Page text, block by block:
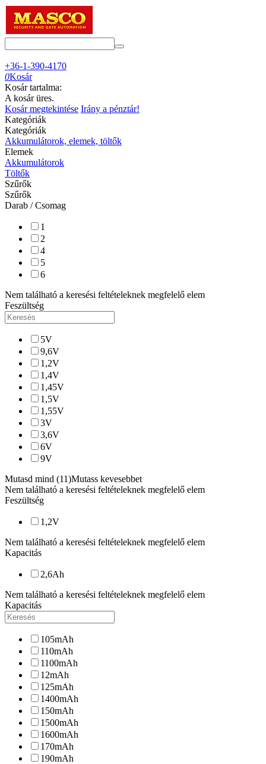
+36-1-390-4170
0Kosár
Kosár tartalma:
A kosár üres.
Kosár megtekintése Irány a pénztár!
Kategóriák
Kategóriák
Akkumulátorok, elemek, töltők
Elemek
Akkumulátorok
Töltők
Szűrők
Szűrők
Darab / Csomag
1
2
4
5
6
Nem található a keresési feltételeknek megfelelő elem
Feszültség
5V
9,6V
1,2V
1,4V
1,45V
1,5V
1,55V
3V
3,6V
6V
9V
Mutasd mind (11)Mutass kevesebbet
Nem található a keresési feltételeknek megfelelő elem
Feszültség
1,2V
Nem található a keresési feltételeknek megfelelő elem
Kapacitás
2,6Ah
Nem található a keresési feltételeknek megfelelő elem
Kapacitás
105mAh
110mAh
1100mAh
12mAh
125mAh
1400mAh
150mAh
1500mAh
1600mAh
170mAh
190mAh